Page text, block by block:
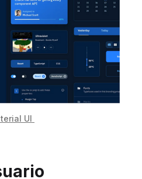
UI